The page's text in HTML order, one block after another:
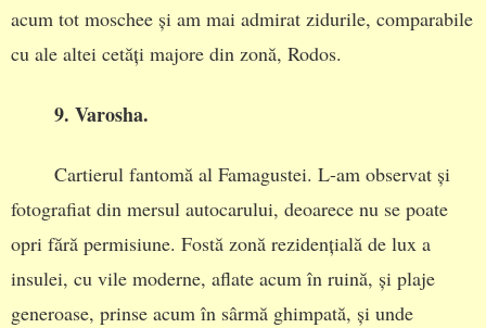
acum tot moschee și am mai admirat zidurile, comparabile
cu ale altei cetăți majore din zonă, Rodos.
9. Varosha.
Cartierul fantomă al Famagustei. L-am observat și
fotografiat din mersul autocarului, deoarece nu se poate
opri fără permisiune. Fostă zonă rezidențială de lux a
insulei, cu vile moderne, aflate acum în ruină, și plaje
generoase, prinse acum în sârmă ghimpată, și unde